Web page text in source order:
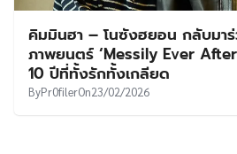
คิมมินฮา – โนซังฮยอน กลับมาร่
ภาพยนตร์ ‘Messily Ever
10 ปีที่ทั้งรักทั้งเกลียด
ByPr0filerOn23/02/2026